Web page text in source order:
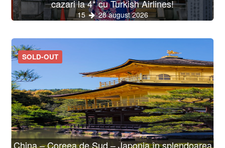
cazari la 4* cu Turkish Airlines!
15 28 august 2026
SOLD-OUT
China – Coreea de Sud – Japonia în splendoarea